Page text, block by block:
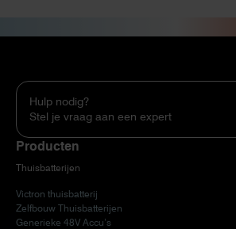
Hulp nodig?
Stel je vraag aan een expert
Producten
Thuisbatterijen
Victron thuisbatterij
Zelfbouw Thuisbatterijen
Generieke 48V Accu’s